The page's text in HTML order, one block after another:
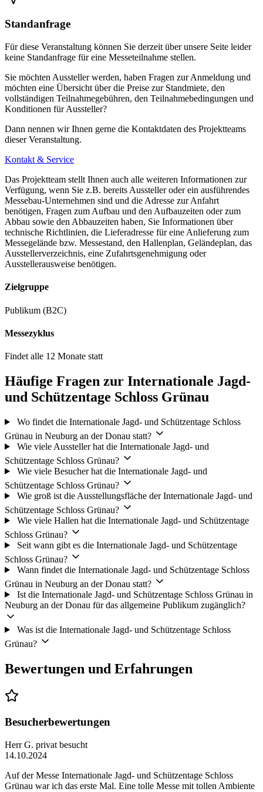
Standanfrage
Für diese Veranstaltung können Sie derzeit über unsere Seite leider
keine Standanfrage für eine Messeteilnahme stellen.
Sie möchten Aussteller werden, haben Fragen zur Anmeldung und
möchten eine Übersicht über die Preise zur Standmiete, den
vollständigen Teilnahmegebühren, den Teilnahmebedingungen und
Konditionen für Aussteller?
Dann nennen wir Ihnen gerne die Kontaktdaten des Projektteams
dieser Veranstaltung.
Kontakt & Service
Das Projektteam stellt Ihnen auch alle weiteren Informationen zur
Verfügung, wenn Sie z.B. bereits Aussteller oder ein ausführendes
Messebau-Unternehmen sind und die Adresse zur Anfahrt
benötigen, Fragen zum Aufbau und den Aufbauzeiten oder zum
Abbau sowie den Abbauzeiten haben, Sie Informationen über
technische Richtlinien, die Lieferadresse für eine Anlieferung zum
Messegelände bzw. Messestand, den Hallenplan, Geländeplan, das
Ausstellerverzeichnis, eine Zufahrtsgenehmigung oder
Ausstellerausweise benötigen.
Zielgruppe
Publikum (B2C)
Messezyklus
Findet alle 12 Monate statt
Häufige Fragen zur Internationale Jagd-
und Schützentage Schloss Grünau
Wo findet die Internationale Jagd- und Schützentage Schloss
Grünau in Neuburg an der Donau statt?
Wie viele Aussteller hat die Internationale Jagd- und
Schützentage Schloss Grünau?
Wie viele Besucher hat die Internationale Jagd- und
Schützentage Schloss Grünau?
Wie groß ist die Ausstellungsfläche der Internationale Jagd- und
Schützentage Schloss Grünau?
Wie viele Hallen hat die Internationale Jagd- und Schützentage
Schloss Grünau?
Seit wann gibt es die Internationale Jagd- und Schützentage
Schloss Grünau?
Wann findet die Internationale Jagd- und Schützentage Schloss
Grünau in Neuburg an der Donau statt?
Ist die Internationale Jagd- und Schützentage Schloss Grünau in
Neuburg an der Donau für das allgemeine Publikum zugänglich?
Was ist die Internationale Jagd- und Schützentage Schloss
Grünau?
Bewertungen und Erfahrungen
Besucherbewertungen
Herr G. privat besucht
14.10.2024
Auf der Messe Internationale Jagd- und Schützentage Schloss
Grünau war ich das erste Mal. Eine tolle Messe mit tollen Ambiente